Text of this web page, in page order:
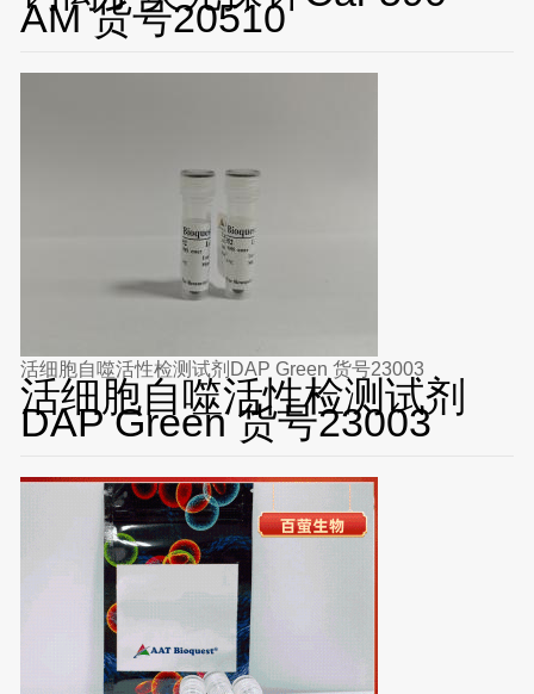
AM 货号20510
活细胞自噬活性检测试剂DAP Green 货号23003
活细胞自噬活性检测试剂
DAP Green 货号23003